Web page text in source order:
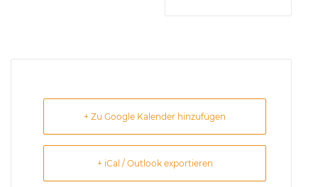
+ Zu Google Kalender hinzufügen
+ iCal / Outlook exportieren